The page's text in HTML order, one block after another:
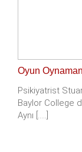
Oyun
Psikiyatrist
Baylor College
Aynı [.....]